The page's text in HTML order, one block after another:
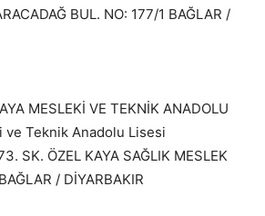
BUL. NO: 177/1 BAĞLAR /
MESLEKİ VE TEKNİK ANADOLU
ve Teknik Anadolu Lisesi
SK. ÖZEL KAYA SAĞLIK MESLEK
/ DİYARBAKIR